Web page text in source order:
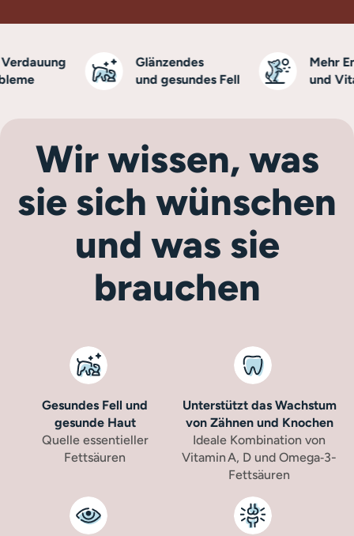
Glänzendes
und gesundes Fell
Mehr
und
Wir wissen, was
sie sich wünschen
und was sie
brauchen
Gesundes Fell und
gesunde Haut
Quelle essentieller
Fettsäuren
Unterstützt das Wachstum
von Zähnen und Knochen
Ideale Kombination von
Vitamin A, D und Omega‑3-
Fettsäuren